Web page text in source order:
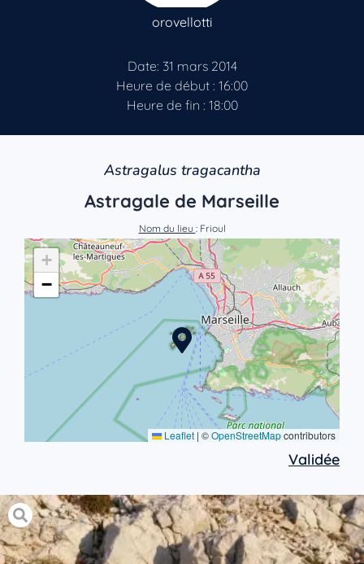
orovellotti
Date: 31 mars 2014
Heure de début : 16:00
Heure de fin : 18:00
Astragalus tragacantha
Astragale de Marseille
Nom du lieu : Frioul
+
−
Leaflet | ©OpenStreetMapcontributors
Validée